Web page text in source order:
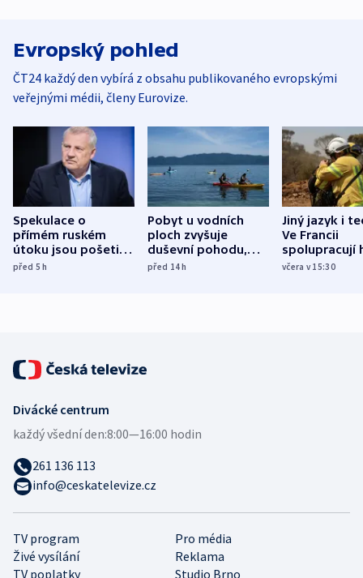
Evropský pohled
ČT24 každý den vybírá z obsahu publikovaného evropskými
veřejnými médii, členy Eurovize.
Spekulace o
přímém ruském
útoku jsou pošetilé,
míní estonský
před 5h
Pobyt u vodních
ploch zvyšuje
duševní pohodu,
ukázala
před 14h
Jiný jazyk i
Ve Francii
spolupracují
různých zemí
včera v 15:30
TV program
Pro média
Živé vysílání
Reklama
TV poplatky
Studio Brno
Divácké centrum
každý všední den:8:00—16:00 hodin
261 136 113
info@ceskatelevize.cz